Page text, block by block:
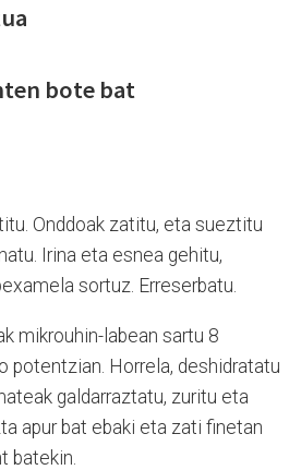
bote bat
Onddoak zatitu, eta sueztitu
Irina eta esnea gehitu,
sortuz. Erreserbatu.
mikrouhin-labean sartu 8
potentzian. Horrela, deshidratatu
galdarraztatu, zuritu eta
apur bat ebaki eta zati finetan
batekin.